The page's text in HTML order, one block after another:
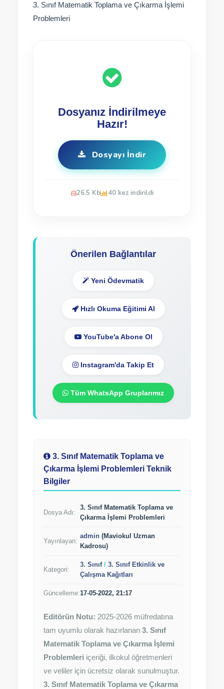
3. Sınıf Matematik Toplama ve Çıkarma İşlemi
Problemleri
Dosyanız İndirilmeye
Hazır!
Dosyayı İndir
26.5 Kb 40 kez indirildi
Önerilen Bağlantılar
Yeni Ödevmatik
Hızlı Okuma Eğitimi Al
YouTube'a Abone Ol
Instagram'da Takip Et
Tüm WhatsApp Gruplarımız
3. Sınıf Matematik Toplama ve
Çıkarma İşlemi Problemleri Teknik
Bilgiler
Dosya Adı:
3. Sınıf Matematik Toplama ve
Çıkarma İşlemi Problemleri
Yayınlayan:
admin (Maviokul Uzman
Kadrosu)
Kategori:
3. Sınıf/ 3. Sınıf Etkinlik ve
Çalışma Kağıtları
Güncelleme:17-05-2022, 21:17
Editörün Notu: 2025-2026 müfredatına
tam uyumlu olarak hazırlanan 3. Sınıf
Matematik Toplama ve Çıkarma İşlemi
Problemleri içeriği, ilkokul öğretmenleri
ve veliler için ücretsiz olarak sunulmuştur.
3. Sınıf Matematik Toplama ve Çıkarma